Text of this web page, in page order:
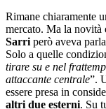
Rimane chiaramente
mercato. Ma la novità
Sarri però aveva
Solo a quelle
tirare su e nel
attaccante centrale”.
essere presa in
altri due esterni. Su